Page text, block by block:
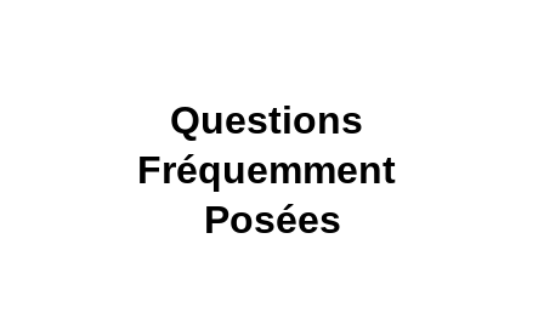
Questions
Fréquemment
Posées